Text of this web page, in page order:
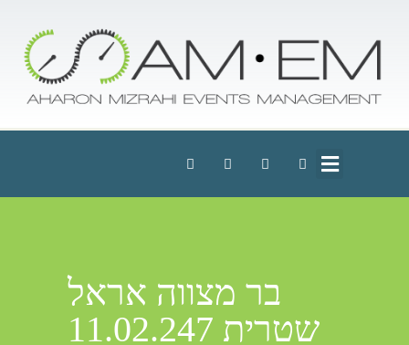
בר מצווה אראל
שטרית 11.02.247